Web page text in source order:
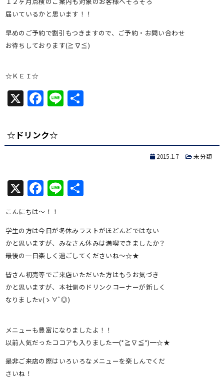
届いているかと思います！！
早めのご予約で割引もつきますので、ご予約・お問い合わせ
お待ちしております(≧∇≦)
☆ＫＥＩ☆
X Facebook
Line共
☆ドリンク☆
2015.1.7 未分類
X Facebook
Line共
こんにちは～！！
学生の方は今日が冬休みラストがほどんどではない
かと思いますが、みなさん休みは満喫できましたか？
最後の一日楽しく過ごしてくださいね～☆★
皆さん初売等でご来店いただいた方はもうお気づき
かと思いますが、本社側のドリンクコーナーが新しく
なりましたv(ゝ∀ﾟ◎)
メニューも豊富になりましたよ！！
以前人気だったココアも入りました━(*≧∇≦*)━☆★
是非ご来店の際はいろいろなメニューを楽しんでくだ
さいね！